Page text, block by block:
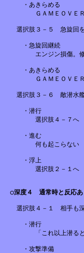
・あきらめる
ＧＡＭＥＯＶＥＲ
選択肢３－５　急旋回を
・急旋回継続
エンジン損傷。修理
・あきらめる
ＧＡＭＥ
選択肢３－６　敵潜水艦
・潜行
選択肢４－７へ
・進む
何も起こらない
・浮上
選択肢２－１へ
○深度４　通常時と反応
選択肢４－１　相手も深
・潜行
「これ以上潜ると、機
・攻撃準備